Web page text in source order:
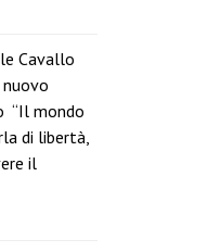
Cavallo
“Il mondo
di libertà,
il